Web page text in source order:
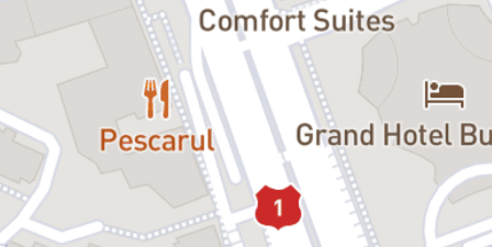
de a separa planul intim de planul profesional. Dispariția unui
personaj funcționează ca o forță care modelează acțiunile celor
rămași, transformându-se într-un ecou al trecutului.
O construcție de amploare,Secundareste structurat într-un stil
cinematografic, cu secvențe scurte, schimbări bruște de
perspectivă și voci multiple care se întrepătrund. Această tehnică
creează un efect de montaj rapid, reflectând ritmul alert și anxios al
lumii contemporane.
Secundar- un spectacol pe un text care lansează întrebări